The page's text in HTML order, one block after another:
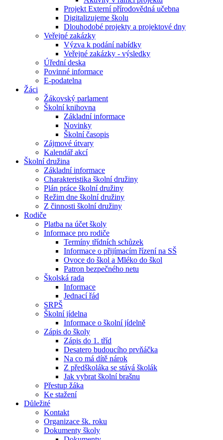
Projekt Externí přírodovědná učebna
Digitalizujeme školu
Dlouhodobé projekty a projektové dny
Veřejné zakázky
Výzva k podání nabídky
Veřejné zakázky - výsledky
Úřední deska
Povinné informace
E-podatelna
Žáci
Žákovský parlament
Školní knihovna
Základní informace
Novinky
Školní časopis
Zájmové útvary
Kalendář akcí
Školní družina
Základní informace
Charakteristika školní družiny
Plán práce školní družiny
Režim dne školní družiny
Z činnosti školní družiny
Rodiče
Platba na účet školy
Informace pro rodiče
Termíny třídních schůzek
Informace o přijímacím řízení na SŠ
Ovoce do škol a Mléko do škol
Patron bezpečného netu
Školská rada
Informace
Jednací řád
SRPŠ
Školní jídelna
Informace o školní jídelně
Zápis do školy
Zápis do 1. tříd
Desatero budoucího prvňáčka
Na co má dítě nárok
Z předškoláka se stává školák
Jak vybrat školní brašnu
Přestup žáka
Ke stažení
Důležité
Kontakt
Organizace šk. roku
Dokumenty školy